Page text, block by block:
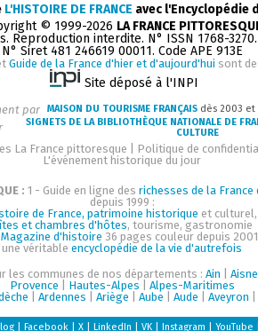
L'HISTOIRE DE FRANCE avec l'Encyclopédie
© 1999-2026 LA FRANCE
Reproduction interdite. N° ISSN 1768-
N° Siret 481 246619 00011. Code APE 913E
Guide de la France d'hier et d'aujourd'hui sont
Site déposé à l'INPI
par MAISON DU TOURISME FRANÇAIS dès 2003 et
SIGNETS DE LA BIBLIOTHÈQUE NATIONALE DE
CULTURE
La France pittoresque
Politique de
L'événement historique du jour
: 1 - Guide en ligne des richesses de la
depuis 1999 :
de France, patrimoine historique et culturel,
et chambres d'hôtes, tourisme, gastronomie
Magazine d'histoire 36 pages couleur depuis
une véritable encyclopédie de la vie d'autrefois
les communes de nos départements : Ain
Aisne
Provence
Hautes-Alpes
Alpes-Maritimes
Ardennes Ariège Aube Aude Aveyron
Facebook X LinkedIn VK Instagram YouTube